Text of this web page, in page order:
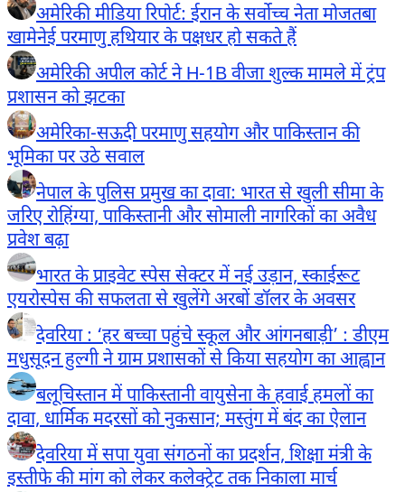
अमेरिकी मीडिया रिपोर्ट: ईरान के सर्वोच्च नेता मोजतबा
खामेनेई परमाणु हथियार के पक्षधर हो सकते हैं
अमेरिकी अपील कोर्ट ने H-1B वीजा शुल्क मामले में ट्रंप
प्रशासन को झटका
अमेरिका-सऊदी परमाणु सहयोग और पाकिस्तान की
भूमिका पर उठे सवाल
नेपाल के पुलिस प्रमुख का दावा: भारत से खुली सीमा के
जरिए रोहिंग्या, पाकिस्तानी और सोमाली नागरिकों का अवैध
प्रवेश बढ़ा
भारत के प्राइवेट स्पेस सेक्टर में नई उड़ान, स्काईरूट
एयरोस्पेस की सफलता से खुलेंगे अरबों डॉलर के अवसर
देवरिया : ‘हर बच्चा पहुंचे स्कूल और आंगनबाड़ी’ : डीएम
मधुसूदन हुल्गी ने ग्राम प्रशासकों से किया सहयोग का आह्वान
बलूचिस्तान में पाकिस्तानी वायुसेना के हवाई हमलों का
दावा, धार्मिक मदरसों को नुकसान; मस्तुंग में बंद का ऐलान
देवरिया में सपा युवा संगठनों का प्रदर्शन, शिक्षा मंत्री के
इस्तीफे की मांग को लेकर कलेक्ट्रेट तक निकाला मार्च